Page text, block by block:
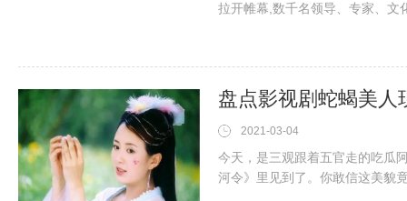
拉开帷幕,数千名领导、专家、文
2021-03-04
今天，是三观跟着五官走的吃瓜
河令》里见到了。你敢信这美貌